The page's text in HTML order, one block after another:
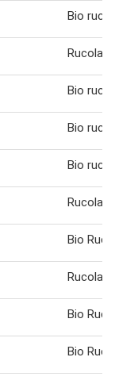
Bio
Rucola
Bio
Bio
Bio
Rucola
Bio
Rucola
Bio
Bio